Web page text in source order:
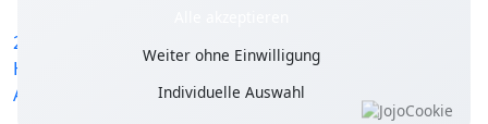
28.02.2026
Hallbergmoos
Aktiv mit Ball
Hallbergmoos
Sturzprophylaxe
Weiter ohne Einwilligung
Individuelle Auswahl